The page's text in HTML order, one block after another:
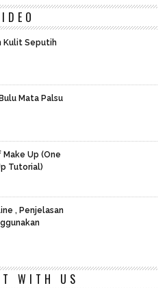
Kulit Seputih
Mata Palsu
Up (One
Tutorial)
, Penjelasan
WITH US